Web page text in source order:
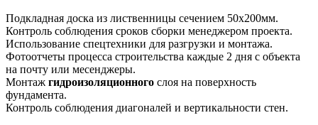
Подкладная доска из лиственницы сечением 50х200мм.
Контроль соблюдения сроков сборки менеджером проекта.
Использование спецтехники для разгрузки и монтажа.
Фотоотчеты процесса строительства каждые 2 дня с объекта
на почту или месенджеры.
Монтаж гидроизоляционного слоя на поверхность
фундамента.
Контроль соблюдения диагоналей и вертикальности стен.